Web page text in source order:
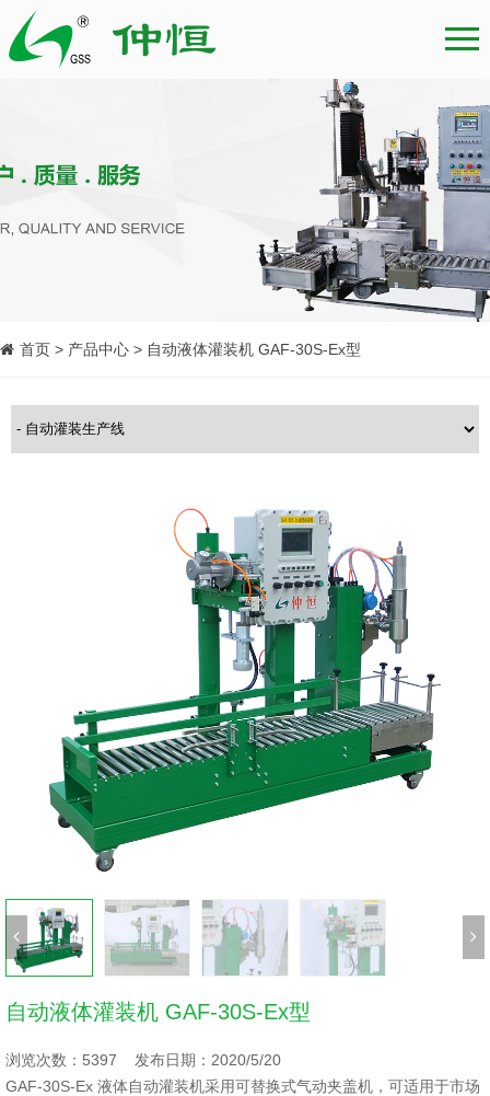
首页 > 产品中心 > 自动液体灌装机 GAF-30S-Ex型
自动液体灌装机 GAF-30S-Ex型
浏览次数：5397 发布日期：2020/5/20
GAF-30S-Ex 液体自动灌装机采用可替换式气动夹盖机，可适用于市场